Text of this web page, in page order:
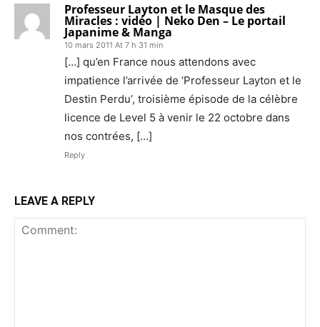
Professeur Layton et le Masque des
Miracles : vidéo | Neko Den – Le portail
Japanime & Manga
10 mars 2011 At 7 h 31 min
[…] qu’en France nous attendons avec
impatience l’arrivée de ‘Professeur Layton et le
Destin Perdu’, troisième épisode de la célèbre
licence de Level 5 à venir le 22 octobre dans
nos contrées, […]
Reply
LEAVE A REPLY